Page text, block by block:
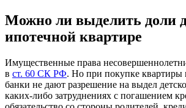
Можно ли выделить доли
ипотечной квартире
Имущественные права
в ст. 60 СК РФ. Но при покупке квартиры
банки не дают разрешение на выдел
каких-либо затруднениях с погашением